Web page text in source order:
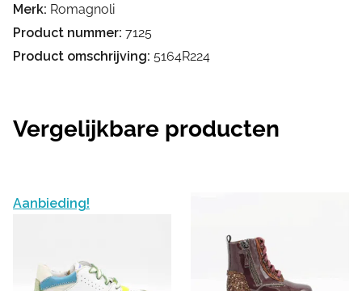
Merk: Romagnoli
Product nummer: 7125
Product omschrijving: 5164R224
Vergelijkbare producten
Aanbieding!